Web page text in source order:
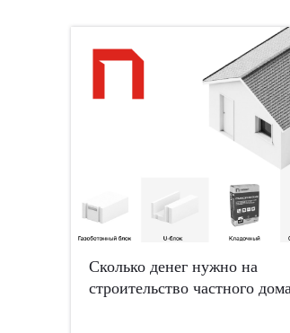
Сколько денег нужно на
строительство частного